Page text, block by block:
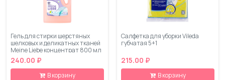
Гель для стирки шерстяных
шелковых и деликатных тканей
Meine Liebe концентрат 800 мл
240.00 ₽
В корзину
Салфетка для уборки Vileda
губчатая 5+1
215.00 ₽
В корзину